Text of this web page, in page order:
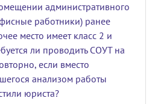
административного
работники) ранее
место имеет класс 2 и
ли проводить СОУТ на
если вместо
анализом работы
юриста?